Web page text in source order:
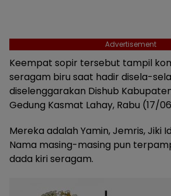
Advertisement
Keempat sopir tersebut tampil
seragam biru saat hadir disela-
diselenggarakan Dishub
Gedung Kasmat Lahay, Rabu (17/
Mereka adalah Yamin, Jemris, Jiki
Nama masing-masing pun
dada kiri seragam.